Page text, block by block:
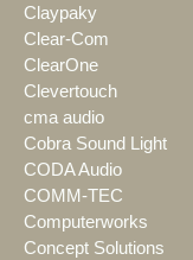
Claypaky
Clear-Com
ClearOne
Clevertouch
cma audio
Cobra Sound Light
CODA Audio
COMM-TEC
Computerworks
Concept Solutions